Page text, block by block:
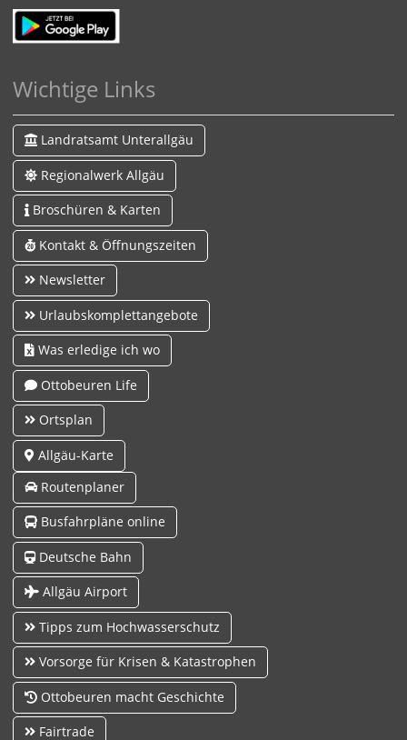
Wichtige Links
Landratsamt Unterallgäu
Regionalwerk Allgäu
Broschüren & Karten
Kontakt & Öffnungszeiten
Newsletter
Urlaubskomplettangebote
Was erledige ich wo
Ottobeuren Life
Ortsplan
Allgäu-Karte
Routenplaner
Busfahrpläne online
Deutsche Bahn
Allgäu Airport
Tipps zum Hochwasserschutz
Vorsorge für Krisen & Katastrophen
Ottobeuren macht Geschichte
Fairtrade